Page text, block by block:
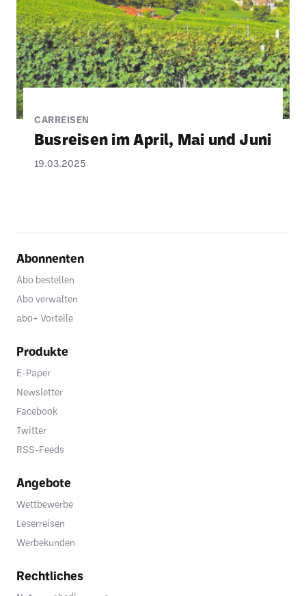
CARREISEN
Busreisen im April, Mai und Juni
19.03.2025
Abonnenten
Abo bestellen
Abo verwalten
abo+ Vorteile
Produkte
E-Paper
Newsletter
Facebook
Twitter
RSS-Feeds
Angebote
Wettbewerbe
Leserreisen
Werbekunden
Rechtliches